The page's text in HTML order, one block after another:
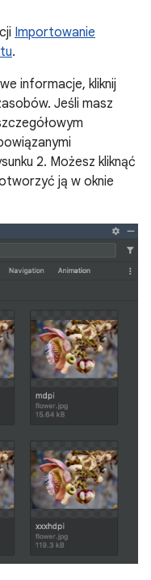
Importowanie
.
informacje, kliknij
Jeśli masz
2. Możesz kliknąć
ją w oknie